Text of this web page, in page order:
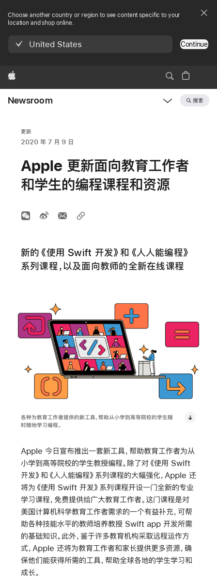
Choose another country or region to see content specific to your
location and shop online.
United States Continue
Apple
Newsroom 搜索
更新
2020 年 7 月 9 日
Apple 更新面向教育工作者
和学生的编程课程和资源
新的《使用 Swift 开发》和《人人能编程》
系列课程，以及面向教师的全新在线课程
各种为教育工作者提供的新工具，帮助从小学到高等院校的学生随
时随地学习编程。
Apple 今日宣布推出一套新工具，帮助教育工作者为从
小学到高等院校的学生教授编程。除了对《使用 Swift
开发》和《人人能编程》系列课程的大幅强化，Apple 还
将为《使用 Swift 开发》系列课程开设一门全新的专业
学习课程，免费提供给广大教育工作者。这门课程是对
美国计算机科学教育工作者需求的一个有益补充，可帮
助各种技能水平的教师培养教授 Swift app 开发所需
的基础知识。此外，鉴于许多教育机构采取远程运作方
式，Apple 还将为教育工作者和家长提供更多资源，确
保他们能获得所需的工具，帮助全球各地的学生学习和
成长。